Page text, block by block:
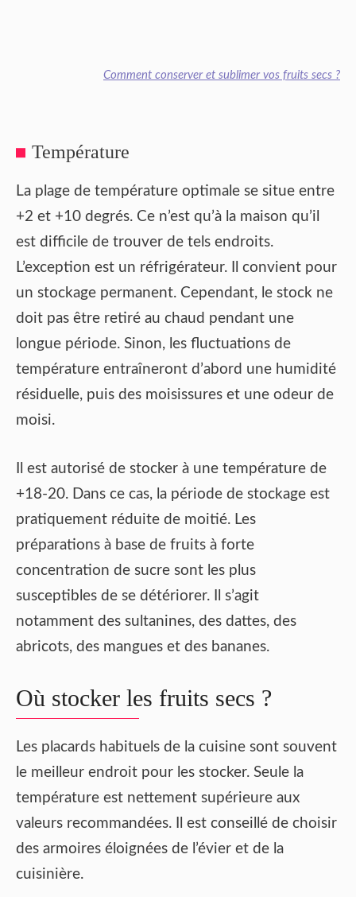
Comment conserver et sublimer vos fruits secs ?
Température
La plage de température optimale se situe entre
+2 et +10 degrés. Ce n’est qu’à la maison qu’il
est difficile de trouver de tels endroits.
L’exception est un réfrigérateur. Il convient pour
un stockage permanent. Cependant, le stock ne
doit pas être retiré au chaud pendant une
longue période. Sinon, les fluctuations de
température entraîneront d’abord une humidité
résiduelle, puis des moisissures et une odeur de
moisi.
Il est autorisé de stocker à une température de
+18-20. Dans ce cas, la période de stockage est
pratiquement réduite de moitié. Les
préparations à base de fruits à forte
concentration de sucre sont les plus
susceptibles de se détériorer. Il s’agit
notamment des sultanines, des dattes, des
abricots, des mangues et des bananes.
Où stocker les fruits secs ?
Les placards habituels de la cuisine sont souvent
le meilleur endroit pour les stocker. Seule la
température est nettement supérieure aux
valeurs recommandées. Il est conseillé de choisir
des armoires éloignées de l’évier et de la
cuisinière.